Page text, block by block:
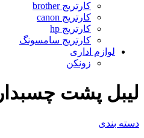
کارتریج brother
کارتریج canon
کارتریج hp
کارتریج سامسونگ
لوازم اداری
زونکن
لیبل پشت چسبدار
دسته بندی